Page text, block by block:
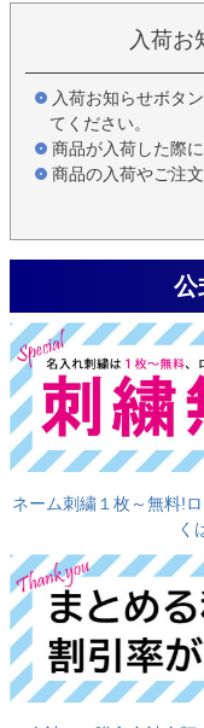
入荷お
入荷お知らせボタ
てください。
商品が入荷した際
商品の入荷やご注
公
ネーム刺繍１枚～無料!
く